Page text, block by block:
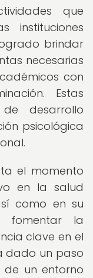
que
instituciones
brindar
necesarias
con
Estas
desarrollo
psicológica
el momento
en la salud
como en su
fomentar la
clave en el
dado un paso
un entorno